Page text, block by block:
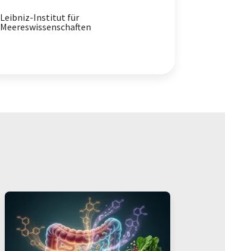
Leibniz-Institut für
Meereswissenschaften